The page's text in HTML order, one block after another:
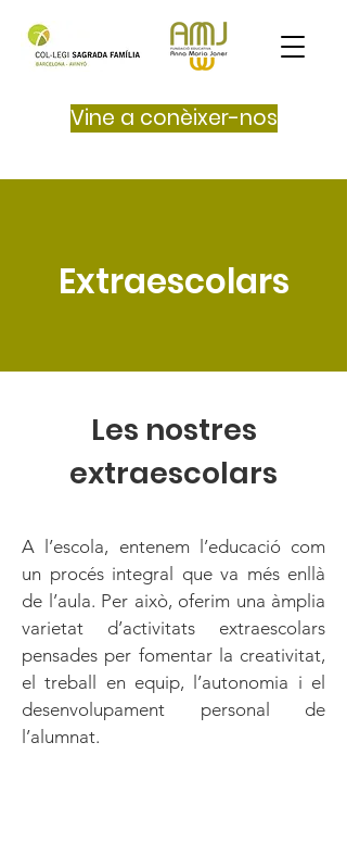
Vine a conèixer-nos
Extraescolars
Les nostres
extraescolars
A l’escola, entenem l’educació com
un procés integral que va més enllà
de l’aula. Per això, oferim una àmplia
varietat d’activitats extraescolars
pensades per fomentar la creativitat,
el treball en equip, l’autonomia i el
desenvolupament personal de
l’alumnat.